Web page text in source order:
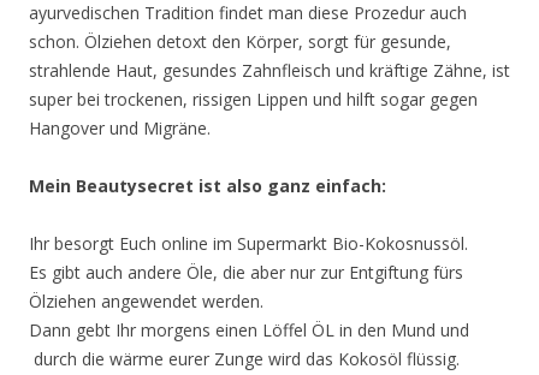
ayurvedischen Tradition findet man diese Prozedur auch
schon. Ölziehen detoxt den Körper, sorgt für gesunde,
strahlende Haut, gesundes Zahnfleisch und kräftige Zähne, ist
super bei trockenen, rissigen Lippen und hilft sogar gegen
Hangover und Migräne.
Mein Beautysecret ist also ganz einfach:
Ihr besorgt Euch online im Supermarkt Bio-Kokosnussöl.
Es gibt auch andere Öle, die aber nur zur Entgiftung fürs
Ölziehen angewendet werden.
Dann gebt Ihr morgens einen Löffel ÖL in den Mund und
durch die wärme eurer Zunge wird das Kokosöl flüssig.